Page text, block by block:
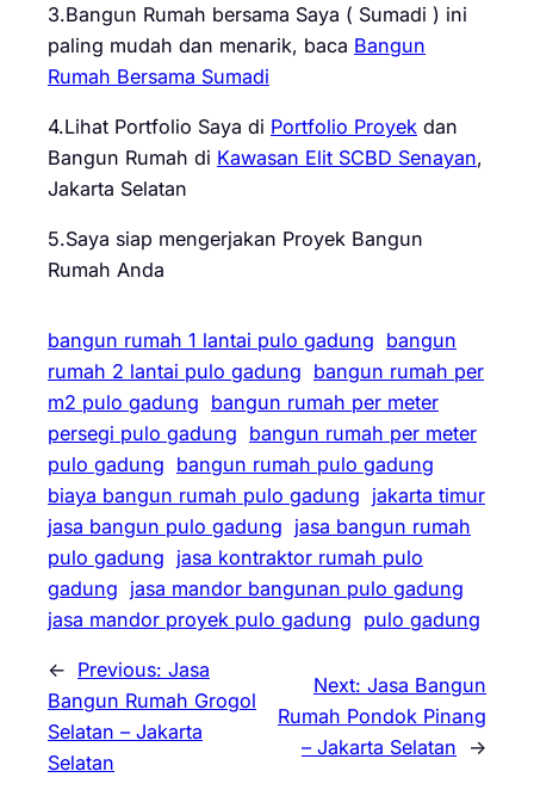
3.Bangun Rumah bersama Saya ( Sumadi ) ini
paling mudah dan menarik, baca Bangun
Rumah Bersama Sumadi
4.Lihat Portfolio Saya di Portfolio Proyek dan
Bangun Rumah di Kawasan Elit SCBD Senayan,
Jakarta Selatan
5.Saya siap mengerjakan Proyek Bangun
Rumah Anda
bangun rumah 1 lantai pulo gadung bangun
rumah 2 lantai pulo gadung bangun rumah per
m2 pulo gadung bangun rumah per meter
persegi pulo gadung bangun rumah per meter
pulo gadung bangun rumah pulo gadung
biaya bangun rumah pulo gadung jakarta timur
jasa bangun pulo gadung jasa bangun rumah
pulo gadung jasa kontraktor rumah pulo
gadung jasa mandor bangunan pulo gadung
jasa mandor proyek pulo gadung pulo gadung
← Previous: Jasa
Bangun Rumah Grogol
Selatan – Jakarta
Selatan
Next: Jasa Bangun
Rumah Pondok Pinang
– Jakarta Selatan
→